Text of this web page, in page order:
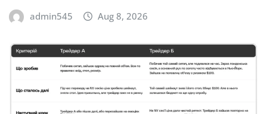
admin545 Aug 8, 2026